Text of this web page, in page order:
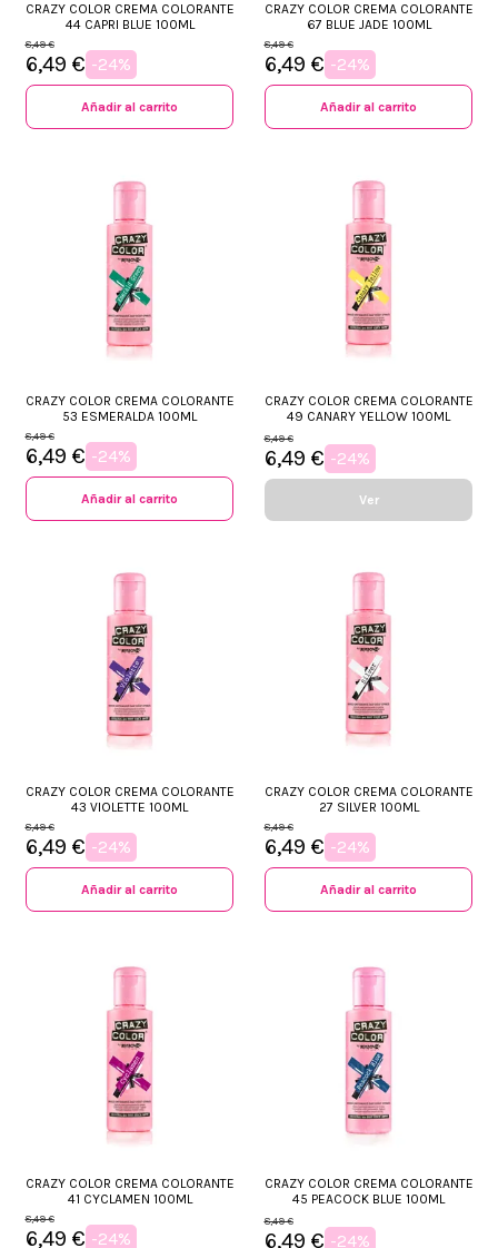
CRAZY COLOR CREMA COLORANTE
44 CAPRI BLUE 100ML
8,49 €
6,49 € -24%
Añadir al carrito
CRAZY COLOR CREMA COLORANTE
67 BLUE JADE 100ML
8,49 €
6,49 € -24%
Añadir al carrito
CRAZY COLOR CREMA COLORANTE
53 ESMERALDA 100ML
8,49 €
6,49 € -24%
Añadir al carrito
CRAZY COLOR CREMA COLORANTE
49 CANARY YELLOW 100ML
8,49 €
6,49 € -24%
Ver
CRAZY COLOR CREMA COLORANTE
43 VIOLETTE 100ML
8,49 €
6,49 € -24%
Añadir al carrito
CRAZY COLOR CREMA COLORANTE
27 SILVER 100ML
8,49 €
6,49 € -24%
Añadir al carrito
CRAZY COLOR CREMA COLORANTE
41 CYCLAMEN 100ML
8,49 €
6,49 € -24%
CRAZY COLOR CREMA COLORANTE
45 PEACOCK BLUE 100ML
8,49 €
6,49 € -24%